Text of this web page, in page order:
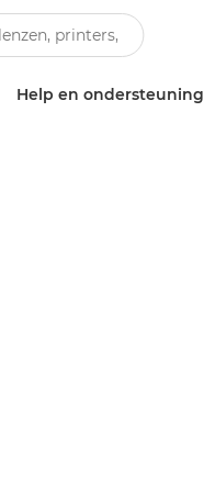
Help en ondersteuning